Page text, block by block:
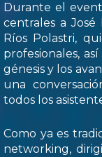
Durante el
centrales a José
Ríos Polastri,
profesionales,
génesis y los
una
todos los
Como ya es
networking,